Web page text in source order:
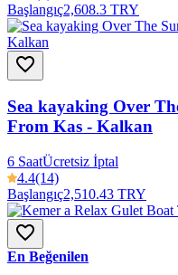
Başlangıç2,608.3 TRY
Sea kayaking Over
From Kas - Kalkan
6 SaatÜcretsiz İptal
4.4(14)
Başlangıç2,510.43 TRY
En Beğenilen